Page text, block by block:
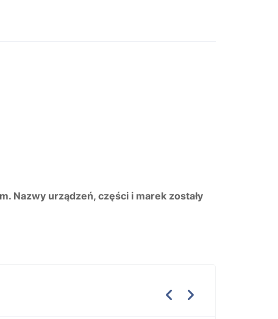
Nazwy urządzeń, części i marek zostały